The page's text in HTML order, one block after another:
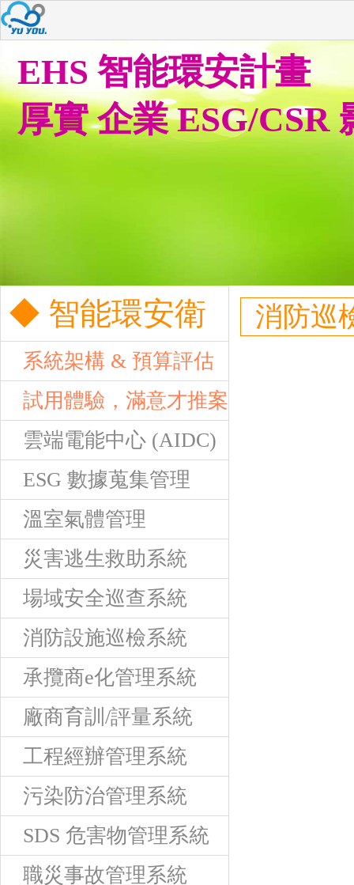
EHS 智能環安計畫
厚實 企業 ESG/CSR
◆ 智能環安衛
系統架構 & 預算評估
試用體驗，滿意才推案
雲端電能中心 (AIDC)
ESG 數據蒐集管理
溫室氣體管理
災害逃生救助系統
場域安全巡查系統
消防設施巡檢系統
承攬商e化管理系統
廠商育訓/評量系統
工程經辦管理系統
污染防治管理系統
SDS 危害物管理系統
職災事故管理系統
消防巡